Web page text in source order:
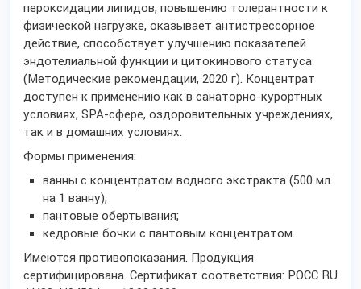
пероксидации липидов, повышению толерантности к
физической нагрузке, оказывает антистрессорное
действие, способствует улучшению показателей
эндотелиальной функции и цитокинового статуса
(Методические рекомендации, 2020 г). Концентрат
доступен к применению как в санаторно-курортных
условиях, SPA-сфере, оздоровительных учреждениях,
так и в домашних условиях.
Формы применения:
ванны с концентратом водного экстракта (500 мл.
на 1 ванну);
пантовые обертывания;
кедровые бочки с пантовым концентратом.
Имеются противопоказания. Продукция
сертифицирована. Сертификат соответствия: РОСС RU